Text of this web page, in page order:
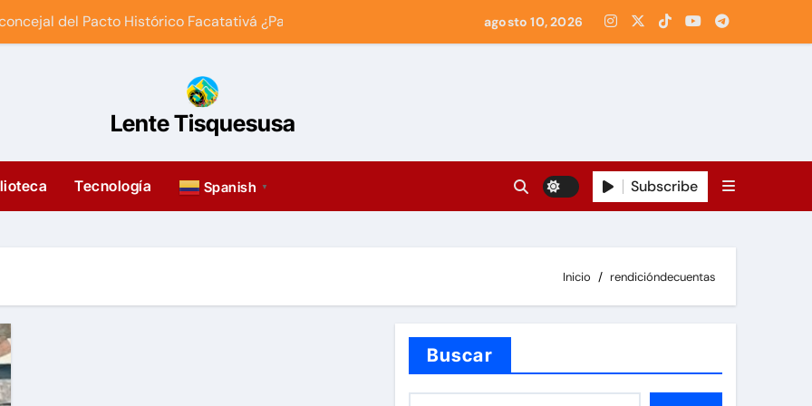
del Pacto Histórico Facatativá ¿Para cuándo?
del conflicto armado en Colombia
para acceder a prensa independiente en android
con Android y gratis?
política?
+ Invitación
vs el ajuste anti-derechos
agosto 10, 2026
Lente Tisquesusa
Tecnología Spanish ▼ Subscribe
Inicio rendicióndecuentas
Buscar